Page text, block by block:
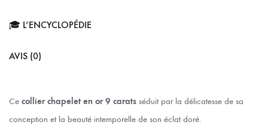
🎓 L’ENCYCLOPÉDIE
AVIS (0)
Ce collier chapelet en or 9 carats séduit par la délicatesse de sa
conception et la beauté intemporelle de son éclat doré.